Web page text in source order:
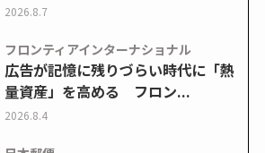
2026.8.7
フロンティアインターナショナル
広告が記憶に残りづらい時代に「熱
量資産」を高める フロン...
2026.8.4